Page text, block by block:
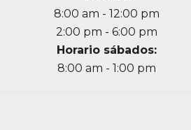
8:00 am - 12:00 pm
2:00 pm - 6:00 pm
Horario sábados:
8:00 am - 1:00 pm